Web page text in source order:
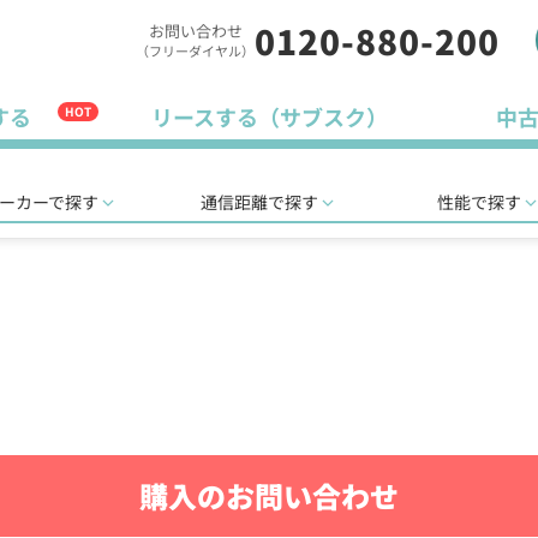
お問い合わせ
（フリーダイヤル） 0120-880-200
る HOT リースする（サブスク） 中
カーで探す 通信距離で探す 性能で探す
購入のお問い合わせ